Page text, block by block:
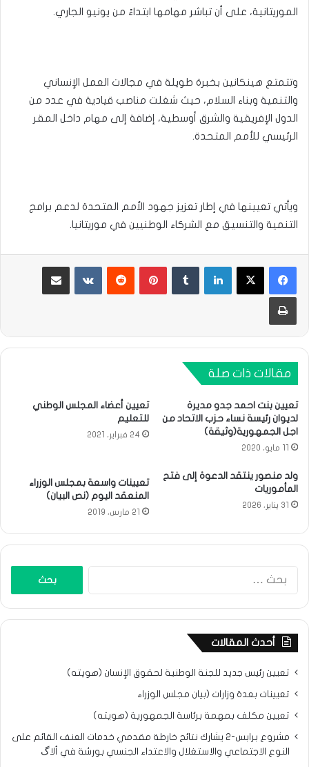
الموريتانية، على أن تباشر مهامها ابتداءً من يونيو الجاري.
وتتمتع هينكانين بخبرة طويلة في مجالات العمل الإنساني
والتنمية وبناء السلام، حيث شغلت مناصب قيادية في عدد من
الدول الإفريقية والشرق أوسطية، إضافة إلى مهام داخل المقر
الرئيسي للأمم المتحدة.
ويأتي تعيينها في إطار تعزيز جهود الأمم المتحدة لدعم برامج
التنمية والتنسيق مع الشركاء الوطنيين في موريتانيا.
لينكدإن بينتيريست مشاركة عبر البريد
طباعة
مقالات ذات صلة
تعيين بنت احمد جدو مديرة
لديوان رئيسة نساء حزب الاتحاد من
اجل الجمهورية(وثيقة)
11 مايو، 2020
تعيين أعضاء المجلس الوطني
للتعليم
24 فبراير، 2021
ولد منصور ينتقد الدعوة إلى فتح
المأموريات
31 يناير، 2026
تعيينات واسعة بمجلس الوزراء
المنعقد اليوم (نص البيان)
21 مارس، 2019
أحدث المقالات
تعيين رئيس جديد للجنة الوطنية لحقوق الإنسان (هويته)
تعيينات بعدة وزارات (بيان مجلس الوزراء
تعيين مكلف بمهمة برئاسة الجمهورية (هويته)
مشروع برابس-2 يشارك نتائح خارطة مقدمي خدمات العنف القائم على
النوع الاجتماعي والاستغلال والاعتداء الجنسي بورشة في ألاگ